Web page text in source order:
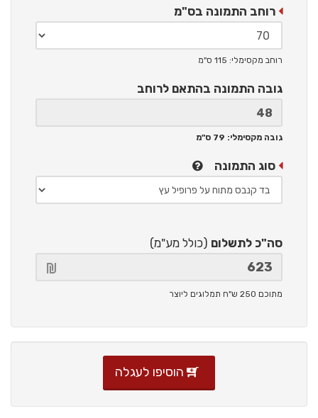
רוחב התמונה בס"מ
רוחב מקסימלי: 115 ס"מ
גובה התמונה בהתאם לרוחב
גובה מקסימלי: 79 ס"מ
סוג התמונה
סה"כ לתשלום (כולל מע"מ)
מתוכם 250 ש"ח תמלוגים ליוצר
הוסיפו לעגלה